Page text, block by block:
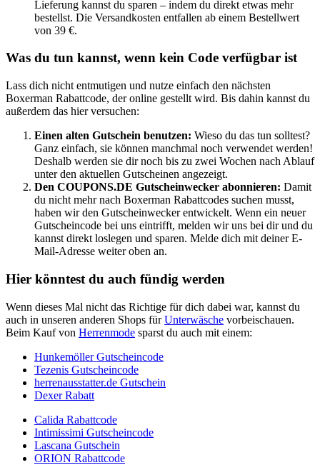
Lieferung kannst du sparen – indem du direkt etwas mehr
bestellst. Die Versandkosten entfallen ab einem Bestellwert
von 39 €.
Was du tun kannst, wenn kein Code verfügbar ist
Lass dich nicht entmutigen und nutze einfach den nächsten
Boxerman Rabattcode, der online gestellt wird. Bis dahin kannst du
außerdem das hier versuchen:
Einen alten Gutschein benutzen: Wieso du das tun solltest?
Ganz einfach, sie können manchmal noch verwendet werden!
Deshalb werden sie dir noch bis zu zwei Wochen nach Ablauf
unter den aktuellen Gutscheinen angezeigt.
Den COUPONS.DE Gutscheinwecker abonnieren: Damit
du nicht mehr nach Boxerman Rabattcodes suchen musst,
haben wir den Gutscheinweckerentwickelt. Wenn ein neuer
Gutscheincode bei uns eintrifft, melden wir uns bei dir und du
kannst direkt loslegen und sparen. Melde dich mit deiner E-
Mail-Adresse weiter oben an.
Hier könntest du auch fündig werden
Wenn dieses Mal nicht das Richtige für dich dabei war, kannst du
auch in unseren anderen Shops fürUnterwäsche vorbeischauen.
Beim Kauf von Herrenmode sparst du auch mit einem:
Hunkemöller Gutscheincode
Tezenis Gutscheincode
herrenausstatter.de Gutschein
Dexer Rabatt
Calida Rabattcode
Intimissimi Gutscheincode
Lascana Gutschein
ORION Rabattcode